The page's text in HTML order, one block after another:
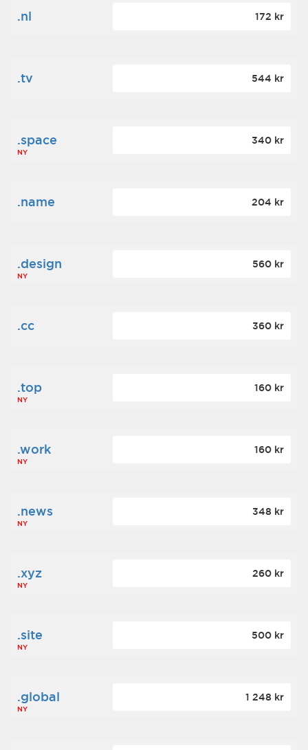
.nl 172 kr
.tv 544 kr
.space
NY
340 kr
.name 204 kr
.design
NY
560 kr
.cc 360 kr
.top
NY
160 kr
.work
NY
160 kr
.news
NY
348 kr
.xyz
NY
260 kr
.site
NY
500 kr
.global
NY
1 248 kr